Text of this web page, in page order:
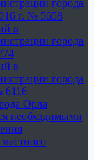
города
г. № 5658
в
города
в
города
6116
Орла
необходимыми